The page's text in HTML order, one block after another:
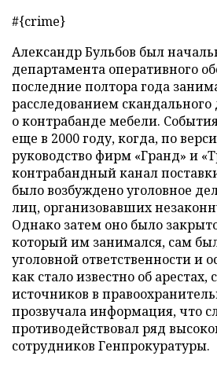
#{crime}
Александр Бульбов был
департамента оперативного
последние полтора года
расследованием скандального
о контрабанде мебели.
еще в 2000 году, когда, по
руководство фирм «Гранд» и
контрабандный канал
было возбуждено уголовное
лиц, организовавших
Однако затем оно было
который им занимался, сам
уголовной ответственности и
как стало известно об арестах,
источников в
прозвучала информация, что
противодействовал ряд
сотрудников Генпрокуратуры.